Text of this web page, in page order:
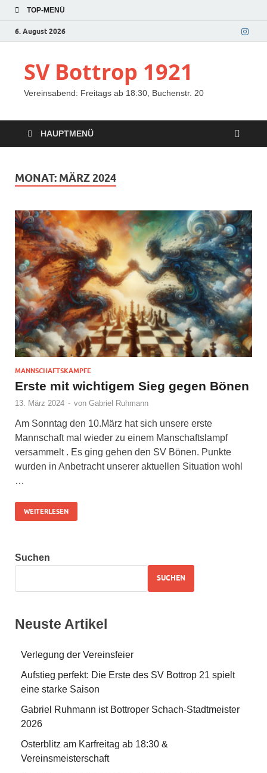
TOP-MENÜ
6. August 2026
SV Bottrop 1921
Vereinsabend: Freitags ab 18:30, Buchenstr. 20
HAUPTMENÜ
MONAT: MÄRZ 2024
MANNSCHAFTSKÄMPFE
Erste mit wichtigem Sieg gegen Bönen
13. März 2024 - von Gabriel Ruhmann
Am Sonntag den 10.März hat sich unsere erste
Mannschaft mal wieder zu einem Manschaftslampf
versammelt . Es ging gehen den SV Bönen. Punkte
wurden in Anbetracht unserer aktuellen Situation wohl
…
WEITERLESEN
Suchen
SUCHEN
Neuste Artikel
Verlegung der Vereinsfeier
Aufstieg perfekt: Die Erste des SV Bottrop 21 spielt
eine starke Saison
Gabriel Ruhmann ist Bottroper Schach-Stadtmeister
2026
Osterblitz am Karfreitag ab 18:30 &
Vereinsmeisterschaft